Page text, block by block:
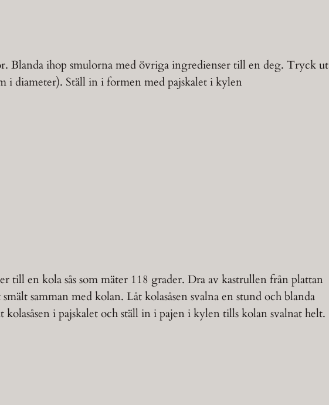
Blanda ihop smulorna med övriga ingredienser till en deg. Tryck ut
i diameter). Ställ in i formen med pajskalet i kylen
till en kola sås som mäter 118 grader. Dra av kastrullen från plattan
samman med kolan. Låt kolasåsen svalna en stund och blanda
i pajskalet och ställ in i pajen i kylen tills kolan svalnat helt.